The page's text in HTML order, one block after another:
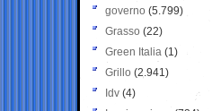
governo (5.799)
Grasso (22)
Green Italia (1)
Grillo (2.941)
Idv (4)